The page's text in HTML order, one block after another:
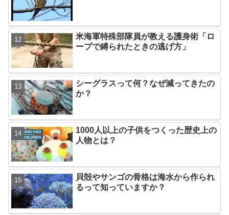
米海軍特殊部隊員が教える護身術「ロ
ープで縛られたときの逃げ方」
シーグラスって何？なぜ減ってきたの
か？
1000人以上の子供をつくった歴史上の
人物とは？
貝殻やサンゴの骨格は海水から作られ
るって知っていますか？